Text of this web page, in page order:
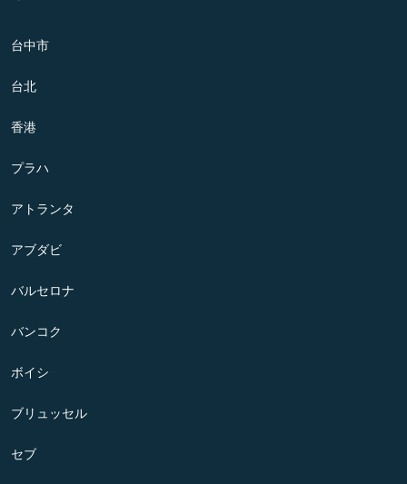
台中市
台北
香港
プラハ
アトランタ
アブダビ
バルセロナ
バンコク
ボイシ
ブリュッセル
セブ